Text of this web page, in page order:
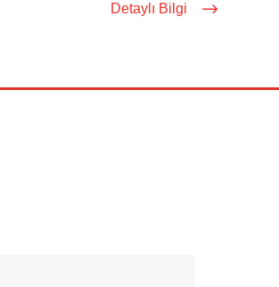
Detaylı Bilgi